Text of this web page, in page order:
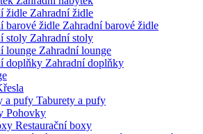
Zahradní židle
Zahradní barové židle
Zahradní stoly
Zahradní lounge
Zahradní doplňky
Taburety a pufy
Pohovky
Restaurační boxy